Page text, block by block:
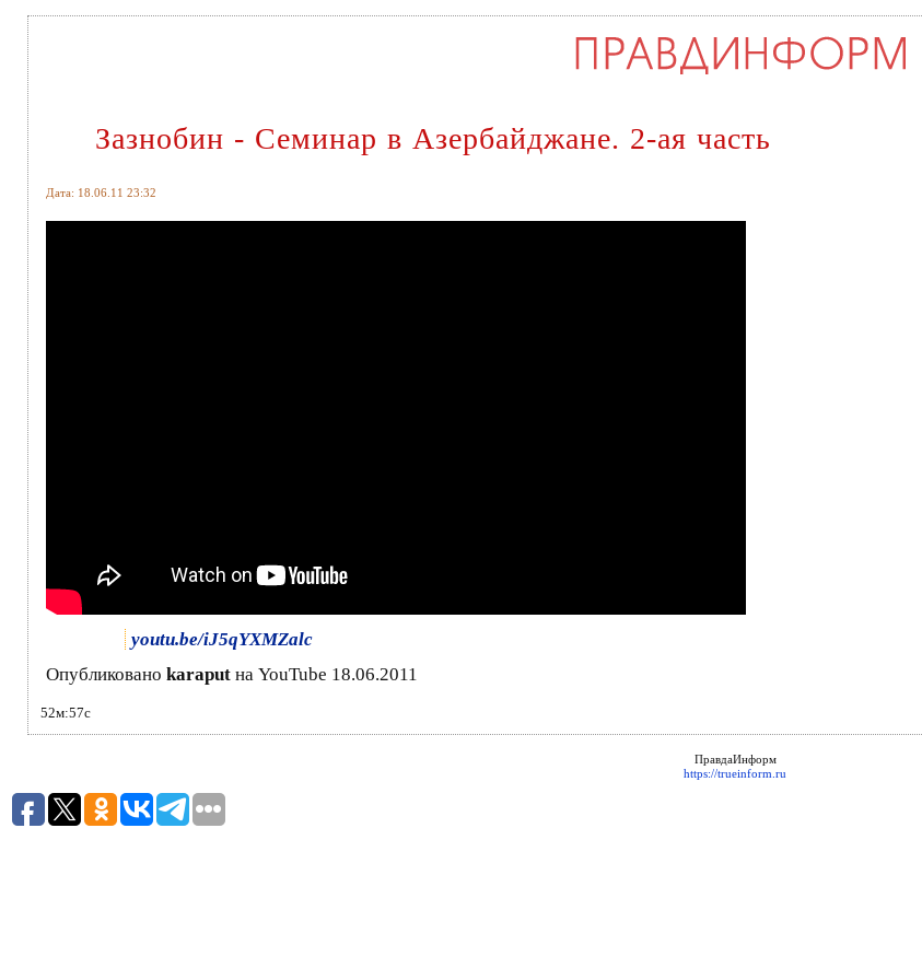
Зазнобин - Семинар в Азербайджане. 2-ая часть
Дата: 18.06.11 23:32
youtu.be/iJ5qYXMZalc
Опубликовано karaput на YouTube 18.06.2011
52м:57с
ПравдаИнформ
https://trueinform.ru